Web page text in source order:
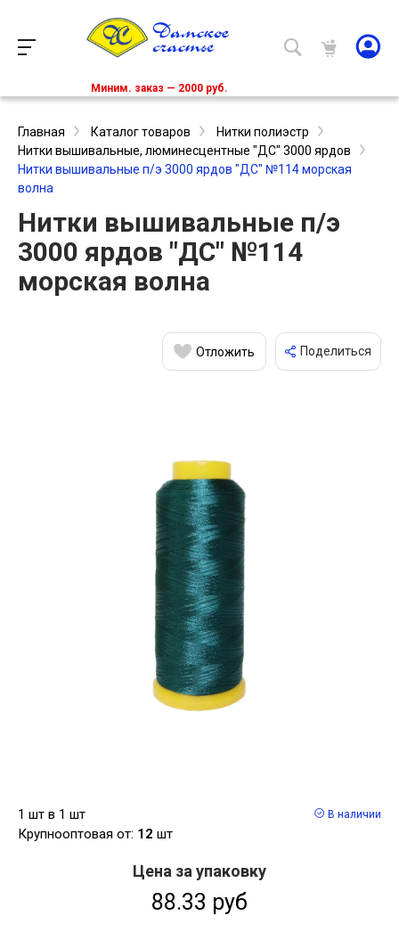
Миним. заказ — 2000 руб.
Главная Каталог товаров
Нитки полиэстр
Нитки вышивальные, люминесцентные "ДС" 3000 ярдов
Нитки вышивальные п/э 3000 ярдов "ДС" №114 морская
волна
Нитки вышивальные п/э
3000 ярдов "ДС" №114
морская волна
Отложить Поделиться
1 шт в 1 шт
Крупнооптовая от: 12 шт
В наличии
Цена за упаковку
88.33 руб